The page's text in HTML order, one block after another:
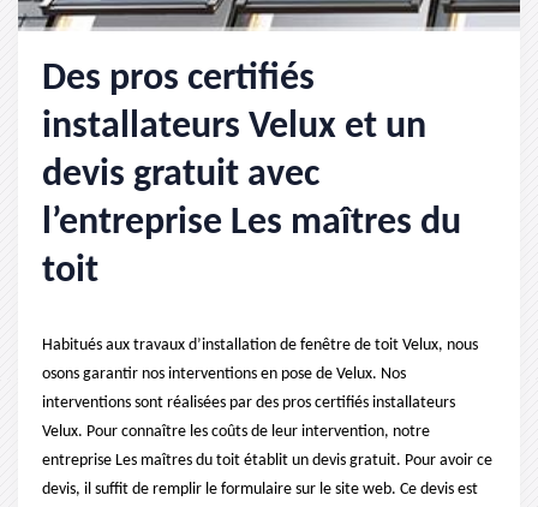
Des pros certifiés
installateurs Velux et un
devis gratuit avec
l’entreprise Les maîtres du
toit
Habitués aux travaux d’installation de fenêtre de toit Velux, nous
osons garantir nos interventions en pose de Velux. Nos
interventions sont réalisées par des pros certifiés installateurs
Velux. Pour connaître les coûts de leur intervention, notre
entreprise Les maîtres du toit établit un devis gratuit. Pour avoir ce
devis, il suffit de remplir le formulaire sur le site web. Ce devis est